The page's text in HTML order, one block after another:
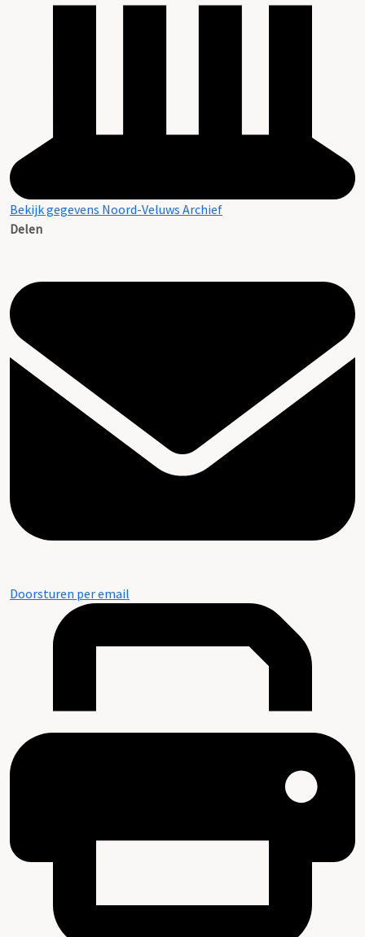
Bekijk gegevens Noord-Veluws Archief
Delen
Doorsturen per email